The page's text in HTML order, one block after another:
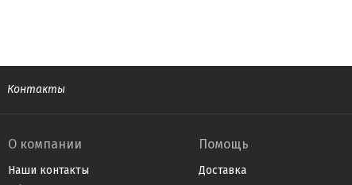
Контакты
О компании
Наши контакты
Помощь
Доставка